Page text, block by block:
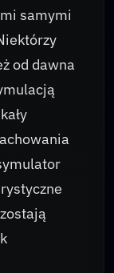
samymi
od dawna